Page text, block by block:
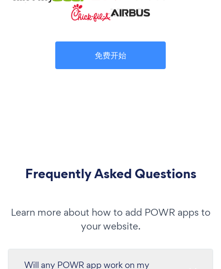
免费开始
Frequently Asked Questions
Learn more about how to add POWR apps to
your website.
Will any POWR app work on my